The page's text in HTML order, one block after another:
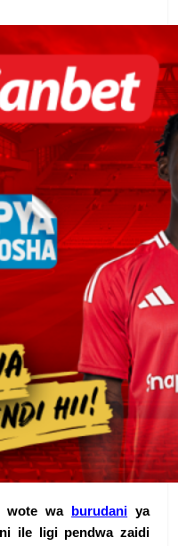
wote wa burudani ya
ile ligi pendwa zaidi